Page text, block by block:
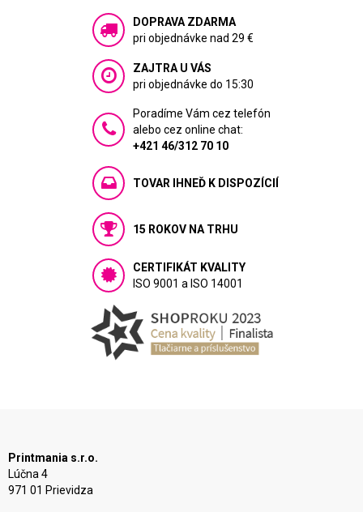
DOPRAVA ZDARMA
pri objednávke nad 29 €
ZAJTRA U VÁS
pri objednávke do 15:30
Poradíme Vám cez telefón
alebo cez online chat:
+421 46/312 70 10
TOVAR IHNEĎ K DISPOZÍCIÍ
15 ROKOV NA TRHU
CERTIFIKÁT KVALITY
ISO 9001 a ISO 14001
Printmania s.r.o.
Lúčna 4
971 01 Prievidza